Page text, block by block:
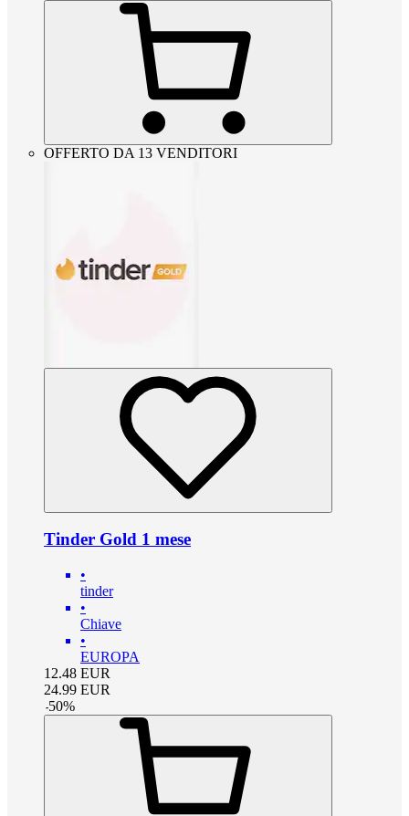
OFFERTO DA 13 VENDITORI
Tinder Gold 1 mese
•
tinder
•
Chiave
•
EUROPA
12.48 EUR
24.99 EUR
-50%